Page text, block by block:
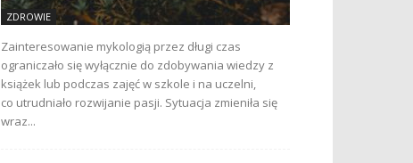
ZDROWIE
Zainteresowanie mykologią przez długi czas
ograniczało się wyłącznie do zdobywania wiedzy z
książek lub podczas zajęć w szkole i na uczelni,
co utrudniało rozwijanie pasji. Sytuacja zmieniła się
wraz...